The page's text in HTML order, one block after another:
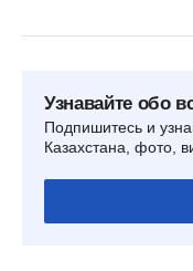
Узнавайте обо
Подпишитесь и
Казахстана, фото,